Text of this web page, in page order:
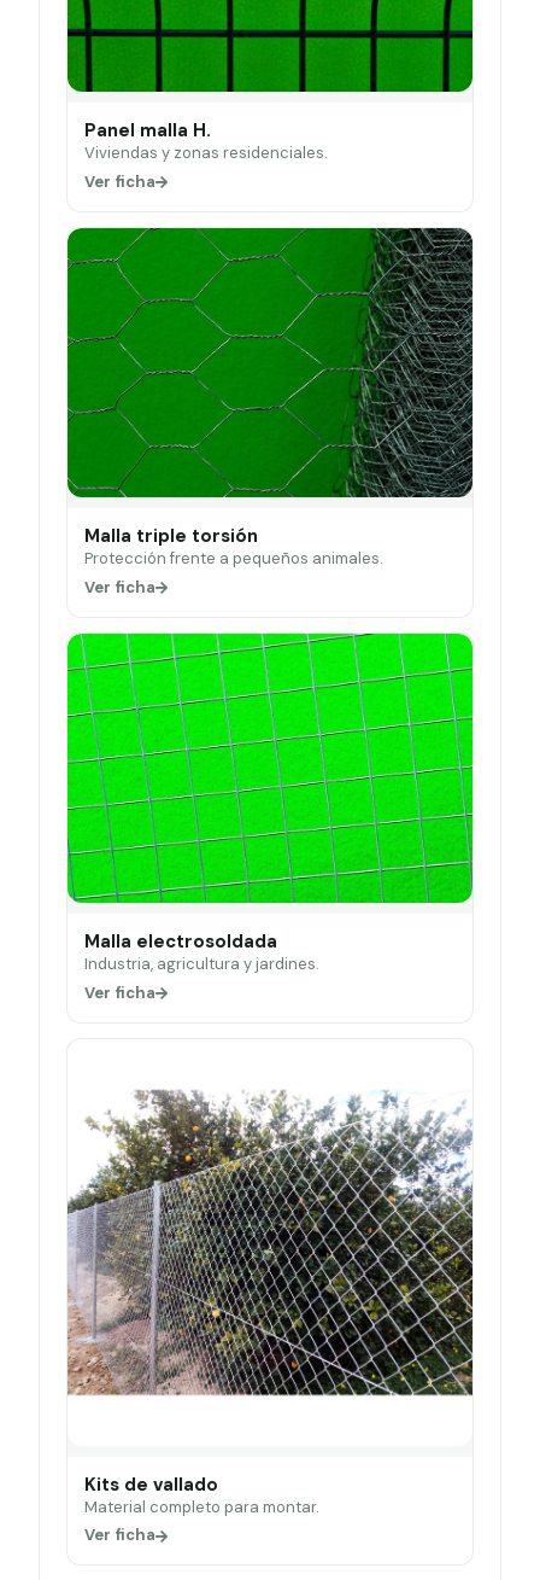
Panel malla H.
Viviendas y zonas residenciales.
Ver ficha
Malla triple torsión
Protección frente a pequeños animales.
Ver ficha
Malla electrosoldada
Industria, agricultura y jardines.
Ver ficha
Kits de vallado
Material completo para montar.
Ver ficha